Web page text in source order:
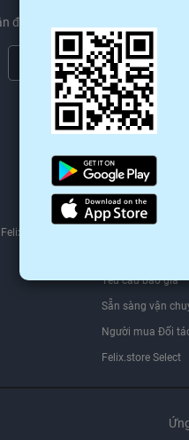
được các sản phẩm mới nhất
Chúng tôi sẽ không bao giờ chia
Tìm nguồn
Felix.store
Yêu cầu báo giá
Sẵn sàng vận
Người mua Đối
Felix.store Select